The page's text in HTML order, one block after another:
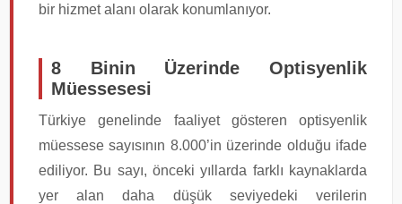
bir hizmet alanı olarak konumlanıyor.
8 Binin Üzerinde Optisyenlik
Müessesesi
Türkiye genelinde faaliyet gösteren optisyenlik
müessese sayısının 8.000’in üzerinde olduğu ifade
ediliyor. Bu sayı, önceki yıllarda farklı kaynaklarda
yer alan daha düşük seviyedeki verilerin